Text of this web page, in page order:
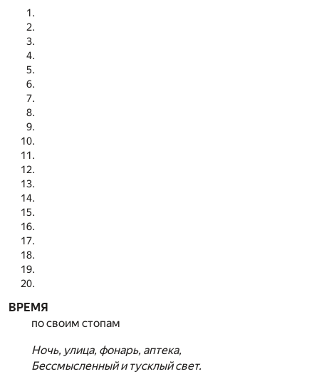
ВРЕМЯ
по своим стопам
Ночь, улица, фонарь, аптека,
Бессмысленный и тусклый свет.